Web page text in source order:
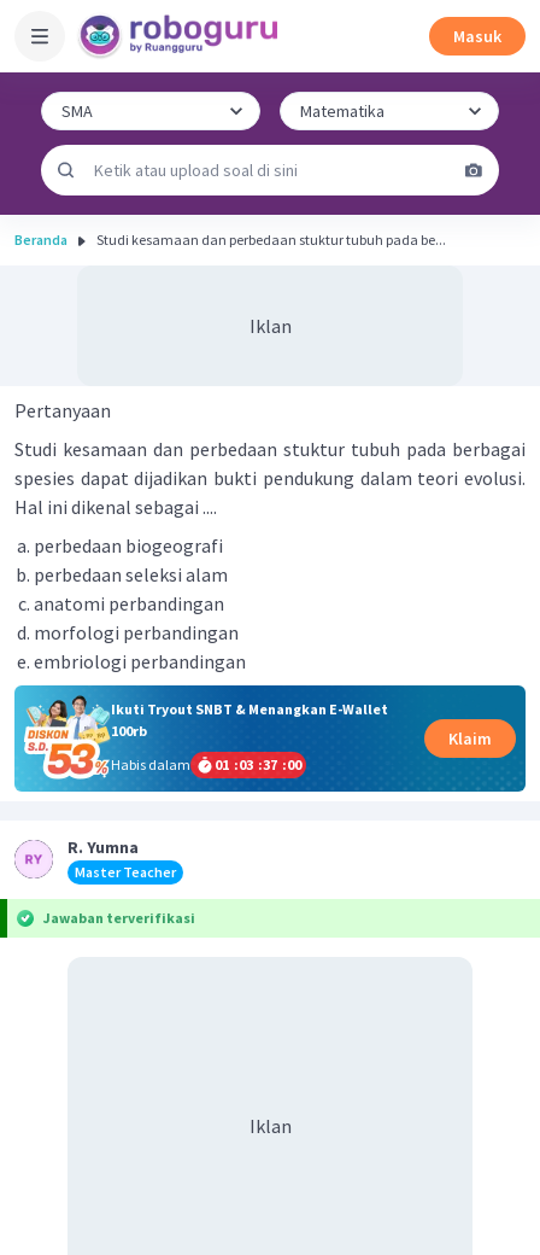
Masuk
Beranda Studi kesamaan dan perbedaan stuktur tubuh pada be...
Iklan
Pertanyaan
Studi kesamaan dan perbedaan stuktur tubuh pada berbagai
spesies dapat dijadikan bukti pendukung dalam teori evolusi.
Hal ini dikenal sebagai ....
perbedaan biogeografi
perbedaan seleksi alam
anatomi perbandingan
morfologi perbandingan
embriologi perbandingan
Ikuti Tryout SNBT & Menangkan E-Wallet
100rb
Habis dalam
01 :03 :37 :00
Klaim
R. Yumna
Master Teacher
Jawaban terverifikasi
Iklan